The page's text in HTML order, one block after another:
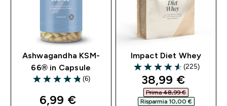
Ashwagandha KSM-
66® in Capsule
4.83 out of 5 stars
(6)
discounted price
6,99 €‎
Impact Diet Whey
4.54 out of 5 stars
(225)
discounted
38,99 €‎
Prima 48,99 €‎
Risparmia 10,00 €‎